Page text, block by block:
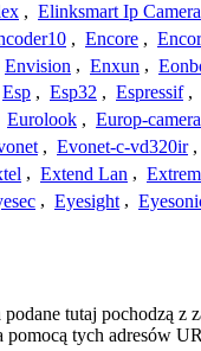
, Elinksmart Ip Camera
, Encore ,
Envision , Enxun ,
Esp , Esp32 , Espressif ,
Eurolook , Europ-camera
, Evonet-c-vd320ir ,
, Extend Lan ,
, Eyesight ,
tutaj pochodzą z
pomocą tych adresów